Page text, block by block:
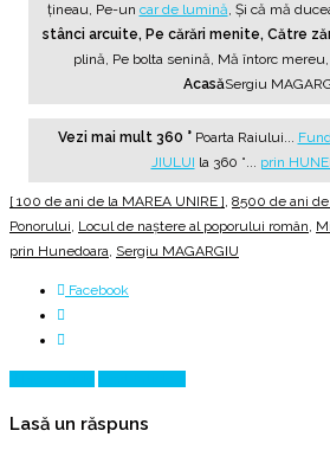
țineau, Pe-un car de lumină, Și că mă
stânci arcuite, Pe cărări menite, Către
plină, Pe bolta senină, Mă întorc
AcasăSergiu
Vezi mai mult 360 ° Poarta Raiului...
JIULUI la 360 °... prin
[ 100 de ani de la MAREA UNIRE ], 8500 de ani
Ponorului, Locul de naştere al poporului român,
prin Hunedoara, Sergiu MAGARGIU
Facebook
Lasă un răspuns